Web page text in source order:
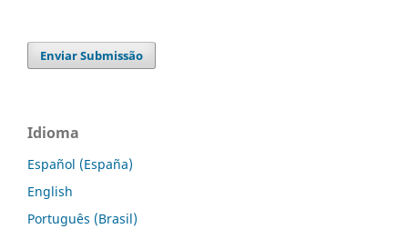
Enviar Submissão
Idioma
Español (España)
English
Português (Brasil)